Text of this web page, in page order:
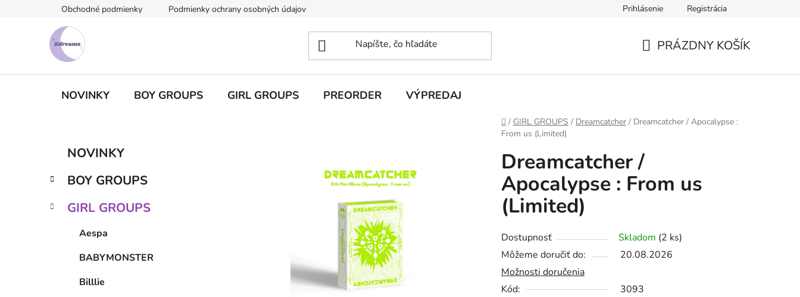
Obchodné podmienky Podmienky ochrany osobných údajov Prihlásenie Registrácia
PRÁZDNY KOŠÍK
NOVINKY BOY GROUPS GIRL GROUPS PREORDER VÝPREDAJ
Domov
/ GIRL GROUPS / Dreamcatcher / Dreamcatcher / Apocalypse :
From us (Limited)
č
ý
Preskočiť
kategórie
e
ó
NOVINKY
BOY GROUPS
GIRL GROUPS
Aespa
BABYMONSTER
Billlie
Dreamcatcher /
Apocalypse : From us
(Limited)
Dostupnosť Skladom (2 ks)
Môžeme doručiť do:
20.08.2026
Možnosti doručenia
Kód:
3093